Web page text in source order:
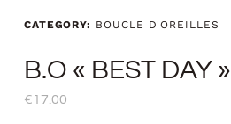
CATEGORY: BOUCLE D'OREILLES
B.O « BEST DAY »
€17.00